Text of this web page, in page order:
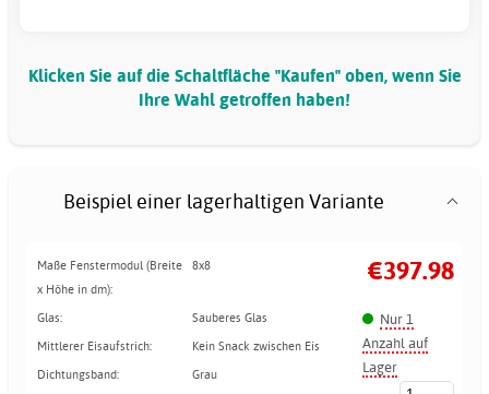
Klicken Sie auf die Schaltfläche "Kaufen" oben, wenn Sie
Ihre Wahl getroffen haben!
Beispiel einer lagerhaltigen Variante
Maße Fenstermodul (Breite
x Höhe in dm):
8x8
Glas:
Sauberes Glas
Mittlerer Eisaufstrich:
Kein Snack zwischen Eis
Dichtungsband:
Grau
€397.98
Nur 1
Anzahl auf
Lager